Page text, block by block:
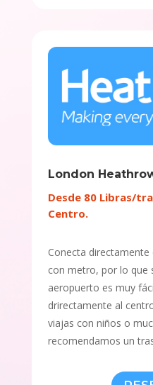
London
Desde 80 Libras/
Centro.
Conecta
con metro, por lo que
aeropuerto es muy
drirectamente al
viajas con niños o
recomendamos un